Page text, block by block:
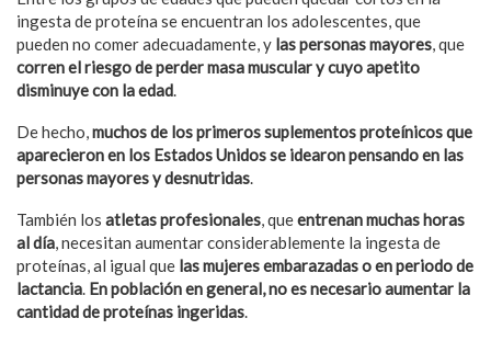
ingesta de proteína se encuentran los adolescentes, que
pueden no comer adecuadamente, y las personas mayores, que
corren el riesgo de perder masa muscular y cuyo apetito
disminuye con la edad.
De hecho,muchos de los primeros suplementos proteínicos que
aparecieron en los Estados Unidos se idearon pensando en las
personas mayores y desnutridas.
También los atletas profesionales, queentrenan muchas horas
al día, necesitan aumentar considerablemente la ingesta de
proteínas, al igual que las mujeres embarazadas o en periodo de
lactancia. En población en general, no es necesario aumentar la
cantidad de proteínas ingeridas.